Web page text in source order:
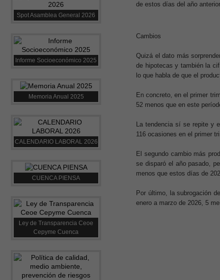
Spot Asamblea General 2026
Informe Socioeconómico 2025
Memoria Anual 2025
CALENDARIO LABORAL 2026
CUENCA PIENSA
Ley de Transparencia Ceoe
Cepyme Cuenca
de estos días del año
Cambios
Quizá el dato más
de hipotecas y también la
lo que habla de que el
En concreto, en el primer
52 menos que en este
La tendencia sí se repite y
116 ocasiones en el primer
El segundo cambio más
se disparó el año pasado,
menos que estos días de
Por último, la subrogación
enero a marzo de 2026, 5